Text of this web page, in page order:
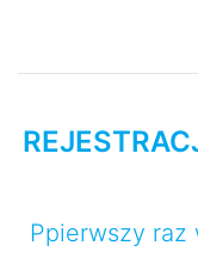
Ppierwszy raz